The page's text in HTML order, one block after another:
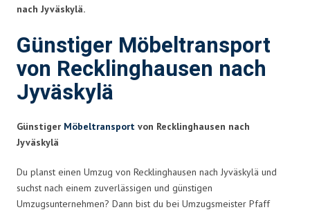
nach Jyväskylä.
Günstiger Möbeltransport
von Recklinghausen nach
Jyväskylä
Günstiger Möbeltransport von Recklinghausen nach
Jyväskylä
Du planst einen Umzug von Recklinghausen nach Jyväskylä und
suchst nach einem zuverlässigen und günstigen
Umzugsunternehmen? Dann bist du bei Umzugsmeister Pfaff